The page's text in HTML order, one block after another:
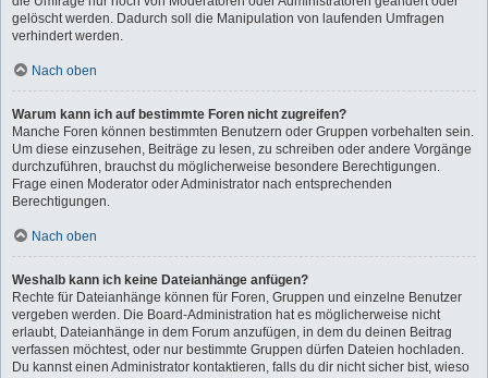
gelöscht werden. Dadurch soll die Manipulation von laufenden Umfragen
verhindert werden.
Nach oben
Warum kann ich auf bestimmte Foren nicht zugreifen?
Manche Foren können bestimmten Benutzern oder Gruppen vorbehalten sein.
Um diese einzusehen, Beiträge zu lesen, zu schreiben oder andere Vorgänge
durchzuführen, brauchst du möglicherweise besondere Berechtigungen.
Frage einen Moderator oder Administrator nach entsprechenden
Berechtigungen.
Nach oben
Weshalb kann ich keine Dateianhänge anfügen?
Rechte für Dateianhänge können für Foren, Gruppen und einzelne Benutzer
vergeben werden. Die Board-Administration hat es möglicherweise nicht
erlaubt, Dateianhänge in dem Forum anzufügen, in dem du deinen Beitrag
verfassen möchtest, oder nur bestimmte Gruppen dürfen Dateien hochladen.
Du kannst einen Administrator kontaktieren, falls du dir nicht sicher bist, wieso